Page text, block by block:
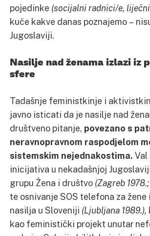
pojedinke (socijalni radnici/e,
kuće kakve danas poznajemo –
Jugoslaviji.
Nasilje nad ženama izlazi iz
sfere
Tadašnje feministkinje i
javno isticati da je nasilje nad
društveno pitanje, povezano s
neravnopravnom raspodjelom
sistemskim nejednakostima.
inicijativa u nekadašnjoj
grupu Žena i društvo (Zagreb
te osnivanje SOS telefona za
nasilja u Sloveniji (Ljubljana 1989.),
kao feministički projekt unutar